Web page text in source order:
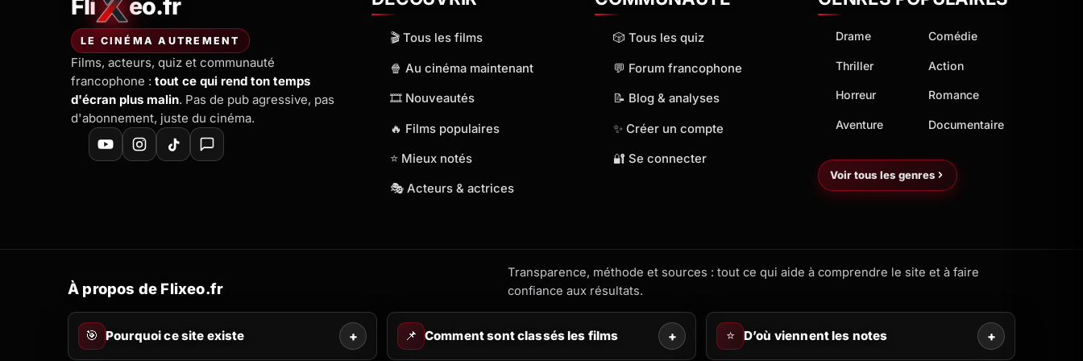
Fli eo.fr
FliXeo.fr
—
Accueil
LE CINÉMA AUTREMENT
Films, acteurs, quiz et communauté
francophone : tout ce qui rend ton temps
d'écran plus malin. Pas de pub agressive, pas
d'abonnement, juste du cinéma.
🎬 Tous les films
🍿 Au cinéma maintenant
🎞️ Nouveautés
🔥 Films populaires
⭐ Mieux notés
🎭 Acteurs & actrices
🎲 Tous les quiz
💬 Forum francophone
📝 Blog & analyses
✨ Créer un compte
🔐 Se connecter
Drame Comédie
Thriller Action
Horreur Romance
Aventure Documentaire
Voir tous les genres
À propos de Flixeo.fr
Transparence, méthode et sources : tout ce qui aide à comprendre le site et à faire
confiance aux résultats.
🎯 Pourquoi ce site existe + 📌 Comment sont classés les films + ⭐ D’où viennent les notes +